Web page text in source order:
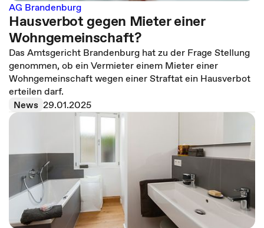
AG Brandenburg
Hausverbot gegen Mieter einer
Wohngemeinschaft?
Das Amtsgericht Brandenburg hat zu der Frage Stellung
genommen, ob ein Vermieter einem Mieter einer
Wohngemeinschaft wegen einer Straftat ein Hausverbot
erteilen darf.
News 29.01.2025